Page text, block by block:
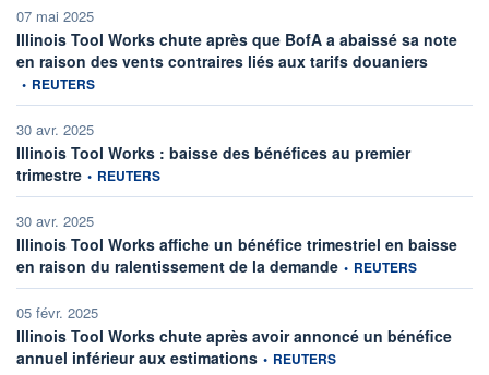
07 mai 2025
Illinois Tool Works chute après que BofA a abaissé sa note
en raison des vents contraires liés aux tarifs douaniers
• REUTERS
30 avr. 2025
Illinois Tool Works : baisse des bénéfices au premier
trimestre information fournie par
• REUTERS
30 avr. 2025
Illinois Tool Works affiche un bénéfice trimestriel en baisse
en raison du ralentissement de la demande information fournie par
• REUTERS
05 févr. 2025
Illinois Tool Works chute après avoir annoncé un bénéfice
annuel inférieur aux estimations information fournie par
• REUTERS